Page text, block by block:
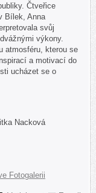
Čtveřice
Bílek, Anna
svůj
výkony.
atmosféru, kterou se
a motivací do
ucházet se o
Fotogalerii